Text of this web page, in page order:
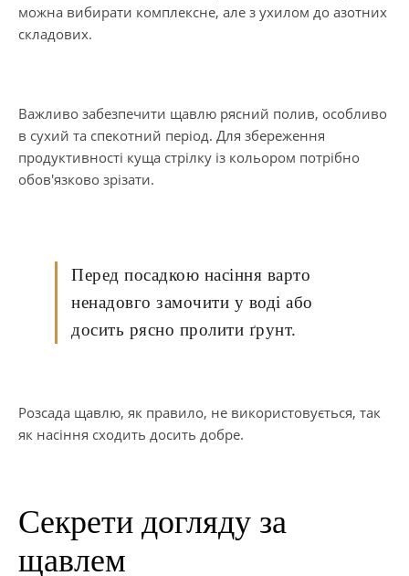
можна вибирати комплексне, але з ухилом до азотних
складових.
Важливо забезпечити щавлю рясний полив, особливо
в сухий та спекотний період. Для збереження
продуктивності куща стрілку із кольором потрібно
обов'язково зрізати.
Перед посадкою насіння варто
ненадовго замочити у воді або
досить рясно пролити ґрунт.
Розсада щавлю, як правило, не використовується, так
як насіння сходить досить добре.
Секрети догляду за
щавлем